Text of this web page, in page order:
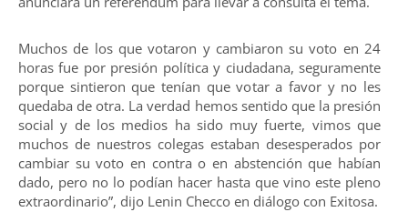
Muchos de los que votaron y cambiaron su voto en 24
horas fue por presión política y ciudadana, seguramente
porque sintieron que tenían que votar a favor y no les
quedaba de otra. La verdad hemos sentido que la presión
social y de los medios ha sido muy fuerte, vimos que
muchos de nuestros colegas estaban desesperados por
cambiar su voto en contra o en abstención que habían
dado, pero no lo podían hacer hasta que vino este pleno
extraordinario”, dijo Lenin Checco en diálogo con Exitosa.